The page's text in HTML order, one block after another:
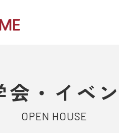
会・イベ
OPEN HOUSE